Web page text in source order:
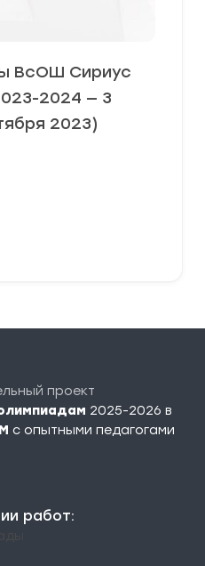
ВсОШ Сириус
2024 — 3
2023)
проект
2025-2026 в
c опытными педагогами
работ: